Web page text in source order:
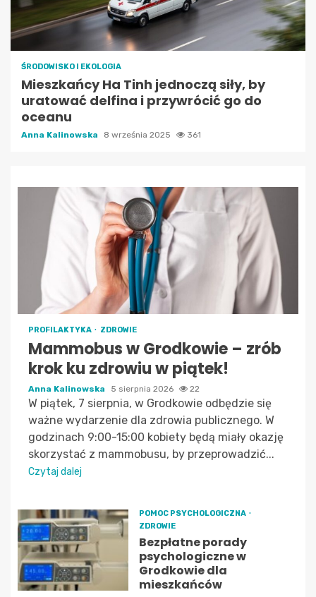
ŚRODOWISKO I EKOLOGIA
Mieszkańcy Ha Tinh jednoczą siły, by
uratować delfina i przywrócić go do
oceanu
Anna Kalinowska 8 września 2025 361
PROFILAKTYKA ZDROWIE
Mammobus w Grodkowie – zrób
krok ku zdrowiu w piątek!
Anna Kalinowska 5 sierpnia 2026 22
W piątek, 7 sierpnia, w Grodkowie odbędzie się
ważne wydarzenie dla zdrowia publicznego. W
godzinach 9:00-15:00 kobiety będą miały okazję
skorzystać z mammobusu, by przeprowadzić...
Czytaj dalej
POMOC PSYCHOLOGICZNA
ZDROWIE
Bezpłatne porady
psychologiczne w
Grodkowie dla
mieszkańców